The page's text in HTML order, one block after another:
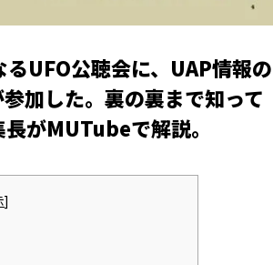
UFO公聴会に、UAP情報の
加した。裏の裏まで知って
がMUTubeで解説。
]